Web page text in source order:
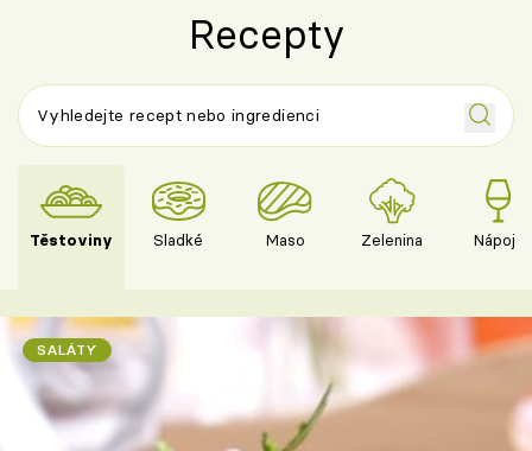
Recepty
Těstoviny Sladké Maso Zelenina Nápoje
SALÁTY